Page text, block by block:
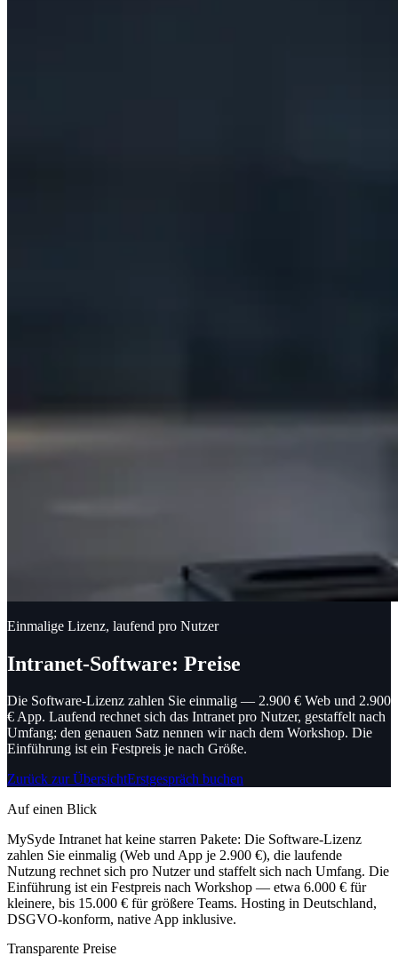
Einmalige Lizenz, laufend pro Nutzer
Intranet-Software: Preise
Die Software-Lizenz zahlen Sie einmalig — 2.900 € Web und 2.900
€ App. Laufend rechnet sich das Intranet pro Nutzer, gestaffelt nach
Umfang; den genauen Satz nennen wir nach dem Workshop. Die
Einführung ist ein Festpreis je nach Größe.
Zurück zur ÜbersichtErstgespräch buchen
Auf einen Blick
MySyde Intranet hat keine starren Pakete: Die Software-Lizenz
zahlen Sie einmalig (Web und App je 2.900 €), die laufende
Nutzung rechnet sich pro Nutzer und staffelt sich nach Umfang. Die
Einführung ist ein Festpreis nach Workshop — etwa 6.000 € für
kleinere, bis 15.000 € für größere Teams. Hosting in Deutschland,
DSGVO-konform, native App inklusive.
Transparente Preise